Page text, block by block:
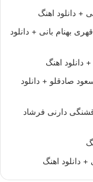
+ دانلود اهنگ
بهنام بانی + دانلود
دانلود اهنگ
صادقلو + دانلود
دارنی فرشاد
دانلود اهنگ